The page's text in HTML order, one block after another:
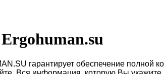
гарантирует обеспечение полной